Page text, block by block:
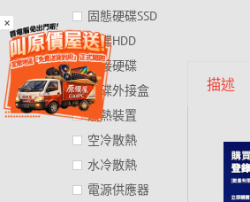
×
描述
固態硬碟SSD
硬碟HDD
外接硬碟
硬碟外接盒
散熱裝置
空冷散熱
水冷散熱
電源供應器